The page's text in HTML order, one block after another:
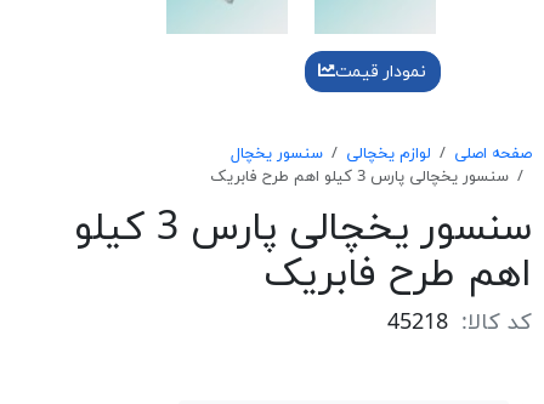
نمودار قیمت
صفحه اصلی لوازم یخچالی
سنسور یخچال
سنسور يخچالی پارس 3 كيلو اهم طرح فابریک
سنسور يخچالی پارس 3 كيلو
اهم طرح فابریک
کد کالا: 45218